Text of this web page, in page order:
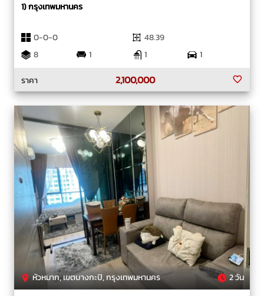
1) กรุงเทพมหานคร
0-0-0
48.39
8
1 1
1
ราคา
2,100,000
หัวหมาก, เขตบางกะปิ, กรุงเทพมหานคร 2 วัน